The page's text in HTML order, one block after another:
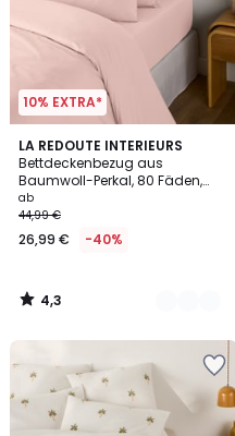
10% EXTRA*
LA REDOUTE INTERIEURS
Bettdeckenbezug aus
Baumwoll-Perkal, 80 Fäden,
Scenario
ab
44,99 €
26,99 € -40%
4,3
/ 5
21
Farben
4,3
/